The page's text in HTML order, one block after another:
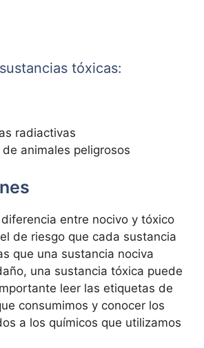
tóxicas:
radiactivas
animales peligrosos
entre nocivo y tóxico
de riesgo que cada sustancia
que una sustancia nociva
una sustancia tóxica puede
leer las etiquetas de
consumimos y conocer los
a los químicos que utilizamos